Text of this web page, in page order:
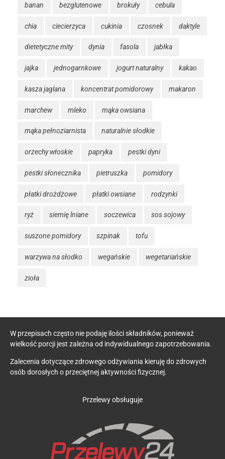
banan bezglutenowe brokuły cebula
chia ciecierzyca cukinia czosnek daktyle
dietetyczne mity dynia fasola jabłka
jajka jednogarnkowe jogurt naturalny kakao
kasza jaglana koncentrat pomidorowy makaron
marchew mleko mąka owsiana
mąka pełnoziarnista naturalnie słodkie
orzechy włoskie papryka pestki dyni
pestki słonecznika pietruszka pomidory
płatki drożdżowe płatki owsiane rodzynki
ryż siemię lniane soczewica sos sojowy
suszone pomidory szpinak tofu
warzywa na słodko wegańskie wegetariańskie
zioła
W przepisach często nie podaję ilości składników, ponieważ
wielkość porcji jest zależna od indywidualnego zapotrzebowania.
Zalecenia dotyczące zdrowego odżywiania kieruję do zdrowych
osób dorosłych o przeciętnej aktywności fizycznej.
Przelewy obsługuje